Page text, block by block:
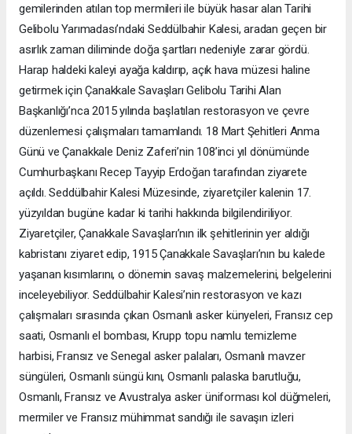
gemilerinden atılan top mermileri ile büyük hasar alan Tarihi
Gelibolu Yarımadası’ndaki Seddülbahir Kalesi, aradan geçen bir
asırlık zaman diliminde doğa şartları nedeniyle zarar gördü.
Harap haldeki kaleyi ayağa kaldırıp, açık hava müzesi haline
getirmek için Çanakkale Savaşları Gelibolu Tarihi Alan
Başkanlığı’nca 2015 yılında başlatılan restorasyon ve çevre
düzenlemesi çalışmaları tamamlandı. 18 Mart Şehitleri Anma
Günü ve Çanakkale Deniz Zaferi’nin 108’inci yıl dönümünde
Cumhurbaşkanı Recep Tayyip Erdoğan tarafından ziyarete
açıldı. Seddülbahir Kalesi Müzesinde, ziyaretçiler kalenin 17.
yüzyıldan bugüne kadar ki tarihi hakkında bilgilendiriliyor.
Ziyaretçiler, Çanakkale Savaşları’nın ilk şehitlerinin yer aldığı
kabristanı ziyaret edip, 1915 Çanakkale Savaşları’nın bu kalede
yaşanan kısımlarını, o dönemin savaş malzemelerini, belgelerini
inceleyebiliyor. Seddülbahir Kalesi’nin restorasyon ve kazı
çalışmaları sırasında çıkan Osmanlı asker künyeleri, Fransız cep
saati, Osmanlı el bombası, Krupp topu namlu temizleme
harbisi, Fransız ve Senegal asker palaları, Osmanlı mavzer
süngüleri, Osmanlı süngü kını, Osmanlı palaska barutluğu,
Osmanlı, Fransız ve Avustralya asker üniforması kol düğmeleri,
mermiler ve Fransız mühimmat sandığı ile savaşın izleri